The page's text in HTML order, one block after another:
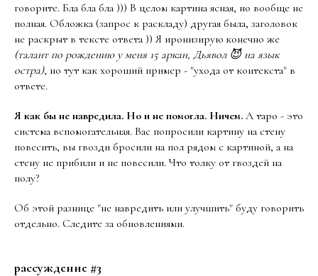
говорите. Бла бла бла ))) В целом картина ясная, но вообще не
полная. Обложка (запрос к раскладу) другая была, заголовок
не раскрыт в тексте ответа )) Я иронизирую конечно же
(талант по рождению у меня 15 аркан, Дьявол 😈 на язык
остра), но тут как хороший пример - "ухода от контекста" в
ответе.
Я как бы не навредила. Но и не помогла. Ничем. А таро - это
система вспомогательная. Вас попросили картину на стену
повесить, вы гвозди бросили на пол рядом с картиной, а на
стену не прибили и не повесили. Что толку от гвоздей на
полу?
Об этой разнице "не навредить или улучшить" буду говорить
отдельно. Следите за обновлениями.
рассуждение #3